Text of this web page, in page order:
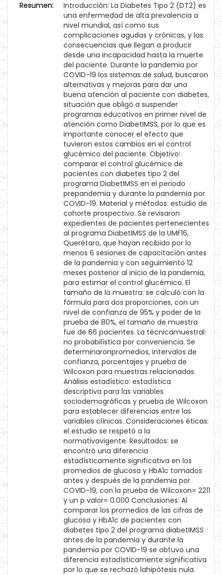
Resumen:
Introducción: La Diabetes Tipo 2 (DT2) es
una enfermedad de alta prevalencia a
nivel mundial, así como sus
complicaciones agudas y crónicas, y las
consecuencias que llegan a producir
desde una incapacidad hasta la muerte
del paciente. Durante la pandemia por
COVID-19 los sistemas de salud, buscaron
alternativas y mejoras para dar una
buena atención al paciente con diabetes,
situación que obligó a suspender
programas educativos en primer nivel de
atención como DiabetIMSS, por lo que es
importante conocer el efecto que
tuvieron estos cambios en el control
glucémico del paciente. Objetivo:
comparar el control glucémico de
pacientes con diabetes tipo 2 del
programa DiabetIMSS en el periodo
prepandemia y durante la pandemia por
COVID-19. Material y métodos: estudio de
cohorte prospectivo. Se revisaron
expedientes de pacientes pertenecientes
al programa DiabetIMSS de la UMF16,
Querétaro, que hayan recibido por lo
menos 6 sesiones de capacitación antes
de la pandemia y con seguimiento 12
meses posterior al inicio de la pandemia,
para estimar el control glucémico. El
tamaño de la muestra: se calculó con la
fórmula para dos proporciones, con un
nivel de confianza de 95% y poder de la
prueba de 80%, el tamaño de muestra
fue de 66 pacientes. La técnicamuestral:
no probabilística por conveniencia. Se
determinaronpromedios, intervalos de
confianza, porcentajes y prueba de
Wilcoxon para muestras relacionadas.
Análisis estadístico: estadística
descriptiva para las variables
sociodemográficas y prueba de Wilcoxon
para establecer diferencias entre las
variables clínicas. Consideraciones éticas:
el estudio se respetó a la
normativavigente. Resultados: se
encontró una diferencia
estadísticamente significativa en los
promedios de glucosa y HbA1c tomados
antes y después de la pandemia por
COVID-19, con la prueba de Wilcoxon= 2211
y un p valor= 0.000 Conclusiones: Al
comparar los promedios de las cifras de
glucosa y HbA1c de pacientes con
diabetes tipo 2 del programa diabetIMSS
antes de la pandemia y durante la
pandemia por COVID-19 se obtuvo una
diferencia estadísticamente significativa
por lo que se rechazó lahipótesis nula.